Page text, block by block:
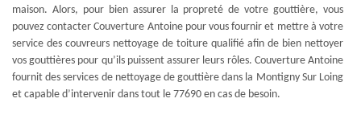
maison. Alors, pour bien assurer la propreté de votre gouttière, vous
pouvez contacter Couverture Antoine pour vous fournir et mettre à votre
service des couvreurs nettoyage de toiture qualifié afin de bien nettoyer
vos gouttières pour qu’ils puissent assurer leurs rôles. Couverture Antoine
fournit des services de nettoyage de gouttière dans la Montigny Sur Loing
et capable d’intervenir dans tout le 77690 en cas de besoin.